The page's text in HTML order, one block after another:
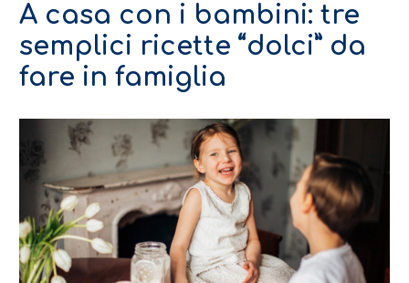
A casa con i bambini: tre
semplici ricette “dolci” da
fare in famiglia